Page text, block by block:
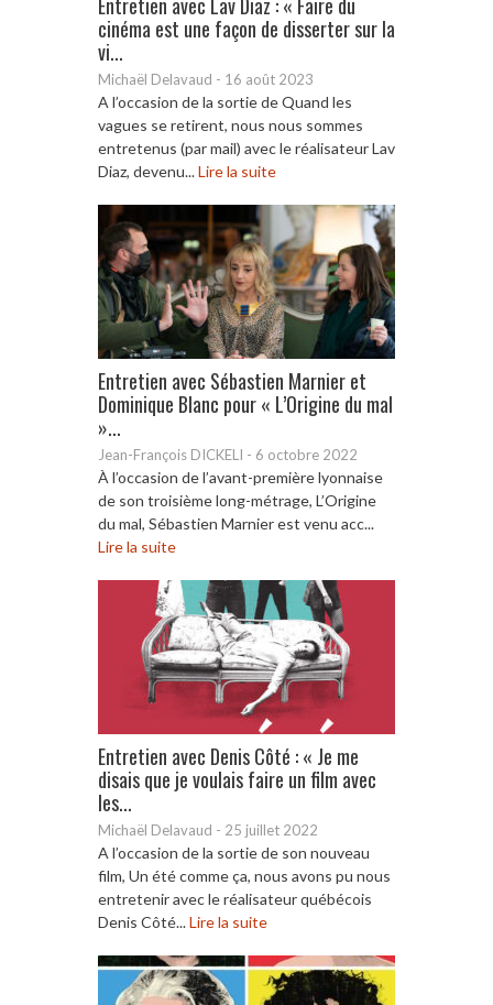
cinéma est une façon de disserter sur la
vi...
Michaël Delavaud - 16 août 2023
A l’occasion de la sortie de Quand les
vagues se retirent, nous nous sommes
entretenus (par mail) avec le réalisateur Lav
Diaz, devenu...Lire la suite
Entretien avec Sébastien Marnier et
Dominique Blanc pour « L’Origine du mal
»...
Jean-François DICKELI - 6 octobre 2022
À l’occasion de l’avant-première lyonnaise
de son troisième long-métrage, L’Origine
du mal, Sébastien Marnier est venu acc...
Lire la suite
Entretien avec Denis Côté : « Je me
disais que je voulais faire un film avec
les...
Michaël Delavaud - 25 juillet 2022
A l’occasion de la sortie de son nouveau
film, Un été comme ça, nous avons pu nous
entretenir avec le réalisateur québécois
Denis Côté...Lire la suite